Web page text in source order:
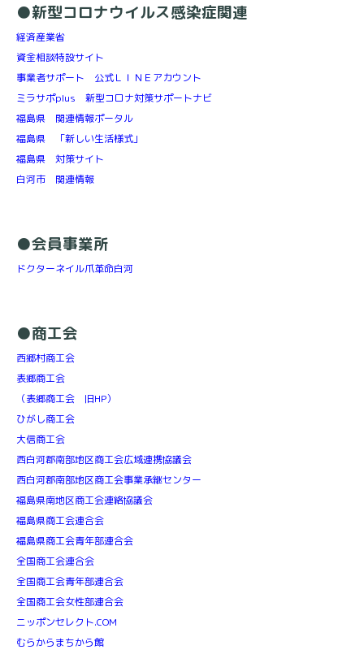
●新型コロナウイルス感染症関連
経済産業省
資金相談特設サイト
事業者サポート 公式ＬＩＮＥアカウント
ミラサポplus 新型コロナ対策サポートナビ
福島県 関連情報ポータル
福島県 「新しい生活様式」
福島県 対策サイト
白河市 関連情報
●会員事業所
ドクターネイル爪革命白河
●商工会
西郷村商工会
表郷商工会
（表郷商工会 旧HP）
ひがし商工会
大信商工会
西白河郡南部地区商工会広域連携協議会
西白河郡南部地区商工会事業承継センター
福島県南地区商工会連絡協議会
福島県商工会連合会
福島県商工会青年部連合会
全国商工会連合会
全国商工会青年部連合会
全国商工会女性部連合会
ニッポンセレクト.COM
むらからまちから館